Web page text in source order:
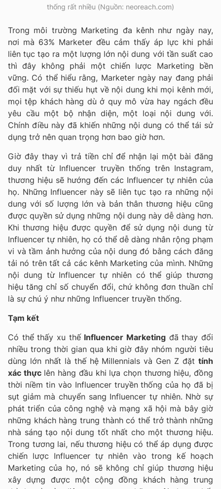
thống rất nhiều (Nguồn: neoreach.com)
Trong môi trường Marketing đa kênh như ngày nay,
nơi mà 63% Marketer đều cảm thấy áp lực khi phải
liên tục tạo ra một lượng lớn nội dung với tần suất cao
thì đây không phải một chiến lược Marketing bền
vững. Có thể hiểu rằng, Marketer ngày nay đang phải
đối mặt với sự thiếu hụt về nội dung khi mọi kênh mới,
mọi tệp khách hàng dù ở quy mô vừa hay ngách đều
yêu cầu một bộ nhận diện, một loại nội dung với.
Chính điều này đã khiến những nội dung có thể tái sử
dụng trở nên quan trọng hơn bao giờ hơn.
Giờ đây thay vì trả tiền chỉ để nhận lại một bài đăng
duy nhất từ Influencer truyền thống trên Instagram,
thương hiệu sẽ hướng đến các Influencer tự nhiên của
họ. Những Influencer này sẽ liên tục tạo ra những nội
dung với số lượng lớn và bản thân thương hiệu cũng
được quyền sử dụng những nội dung này dễ dàng hơn.
Khi thương hiệu được quyền để sử dụng nội dung từ
Influencer tự nhiên, họ có thể dễ dàng nhân rộng phạm
vi và tầm ảnh hưởng của nội dung đó bằng cách đăng
tải nó trên tất cả các kênh Marketing của mình. Những
nội dung từ Influencer tự nhiên có thể giúp thương
hiệu tăng chỉ số chuyển đổi, chứ không đơn thuần chỉ
là sự chú ý như những Influencer truyền thống.
Tạm kết
Có thể thấy xu thế Influencer Marketing đã thay đổi
nhiều trong thời gian qua khi giờ đây nhóm người tiêu
dùng lớn nhất là thế hệ Millennials và Gen Z đặt tính
xác thựclên hàng đầu khi lựa chọn thương hiệu, đồng
thời niềm tin vào Influencer truyền thống của họ đã bị
sụt giảm mà chuyển sang Influencer tự nhiên. Nhờ sự
phát triển của công nghệ và mạng xã hội mà bây giờ
những khách hàng trung thành có thể trở thành những
nhà sáng tạo nội dung tốt nhất cho một thương hiệu.
Trong tương lai, nếu thương hiệu có thể áp dụng được
chiến lược Influencer tự nhiên vào trong kế hoạch
Marketing của họ, nó sẽ không chỉ giúp thương hiệu
xây dựng được một cộng đồng khách hàng trung